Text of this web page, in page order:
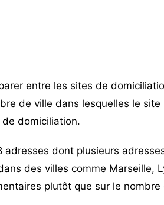
entre les sites de
de ville dans lesquelles le
domiciliation.
adresses dont plusieurs
des villes comme Marseille,
plutôt que sur le nombre